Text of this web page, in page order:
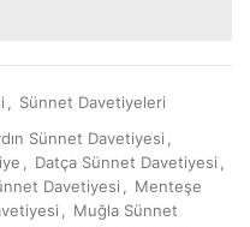
Sünnet Davetiyeleri
Sünnet Davetiyesi
Datça Sünnet Davetiyesi
Davetiyesi
Menteşe
Muğla Sünnet